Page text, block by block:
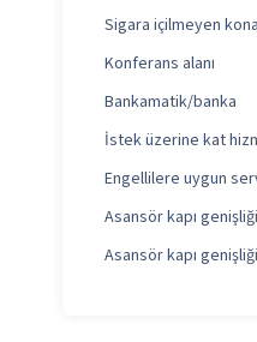
Sigara içilmeyen
Konferans alanı
Bankamatik/banka
İstek üzerine kat
Engellilere uygun
Asansör kapı
Asansör kapı